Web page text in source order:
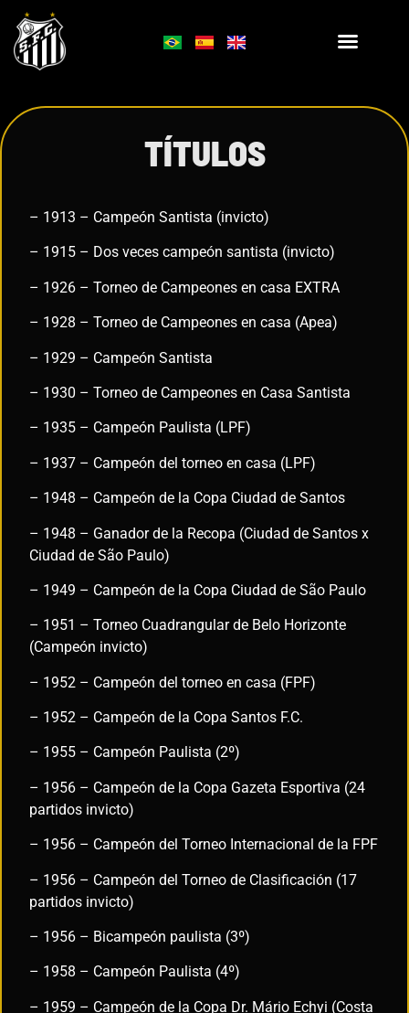
TÍTULOS
– 1913 – Campeón Santista (invicto)
– 1915 – Dos veces campeón santista (invicto)
– 1926 – Torneo de Campeones en casa EXTRA
– 1928 – Torneo de Campeones en casa (Apea)
– 1929 – Campeón Santista
– 1930 – Torneo de Campeones en Casa Santista
– 1935 – Campeón Paulista (LPF)
– 1937 – Campeón del torneo en casa (LPF)
– 1948 – Campeón de la Copa Ciudad de Santos
– 1948 – Ganador de la Recopa (Ciudad de Santos x
Ciudad de São Paulo)
– 1949 – Campeón de la Copa Ciudad de São Paulo
– 1951 – Torneo Cuadrangular de Belo Horizonte
(Campeón invicto)
– 1952 – Campeón del torneo en casa (FPF)
– 1952 – Campeón de la Copa Santos F.C.
– 1955 – Campeón Paulista (2º)
– 1956 – Campeón de la Copa Gazeta Esportiva (24
partidos invicto)
– 1956 – Campeón del Torneo Internacional de la FPF
– 1956 – Campeón del Torneo de Clasificación (17
partidos invicto)
– 1956 – Bicampeón paulista (3º)
– 1958 – Campeón Paulista (4º)
– 1959 – Campeón de la Copa Dr. Mário Echyi (Costa